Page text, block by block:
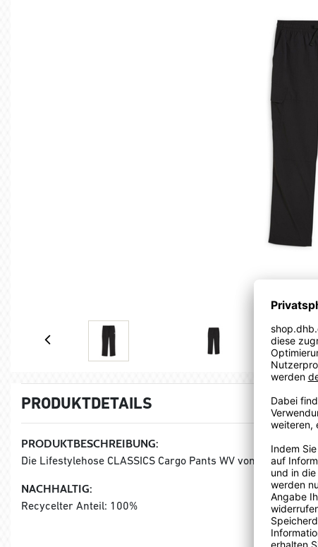
PRODUKTDETAILS
PRODUKTBESCHREIBUNG:
Die Lifestylehose CLASSICS Cargo Pants WV vom
NACHHALTIG:
Recycelter Anteil: 100%